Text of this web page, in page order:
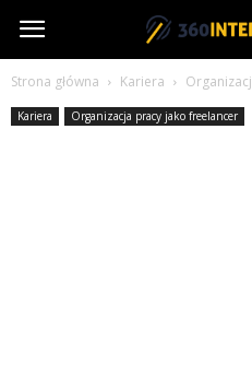
360interactive.pl
Strona główna Kariera
Kariera Organizacja pracy jako freelancer